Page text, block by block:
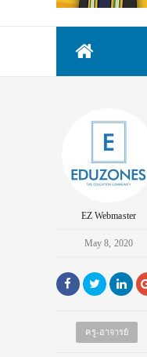
EZ Webmaster
May 8, 2020
ครู-อาจารย์